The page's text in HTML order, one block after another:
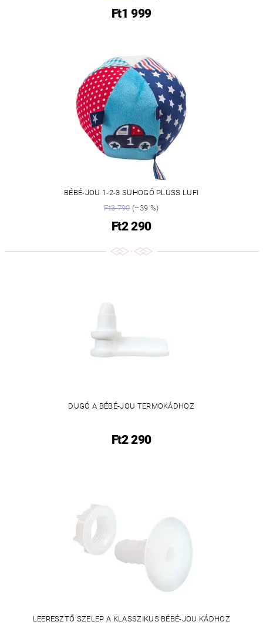
Ft1 999
BÉBÉ-JOU 1-2-3 SUHOGÓ PLÜSS LUFI
Ft3 790(–39 %)
Ft2 290
DUGÓ A BÉBÉ-JOU TERMOKÁDHOZ
Ft2 290
LEERESZTŐ SZELEP A KLASSZIKUS BÉBÉ-JOU KÁDHOZ